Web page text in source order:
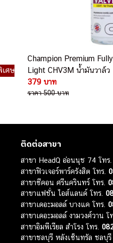
ศษ
Champion Premium
Light CHV3M น้ำมันวาล์ว
379 บาท
ราคา 500 บาท
ติดต่อสาขา
สาขา HeadQ อ่อนนุช 74 โท
สาขาฟิวเจอร์พาร์ครังสิต โทร.
สาขาซีคอน ศรีนครินทร์ โทร.
สาขาแฟชั่น ไอส์แลนด์ โทร.
สาขาเดอะมอลล์ บางแค โทร.
สาขาเดอะมอลล์ งามวงศ์วาน
สาขาอิมพีเรียล สำโรง โทร.
สาขาชลบุรี หลังเซ็นทรัล ชลบุ